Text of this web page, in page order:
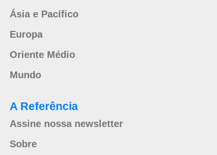
Ásia e Pacífico
Europa
Oriente Médio
Mundo
A Referência
Assine nossa newsletter
Sobre